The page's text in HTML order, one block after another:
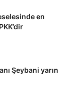
en
Şeybani yarın